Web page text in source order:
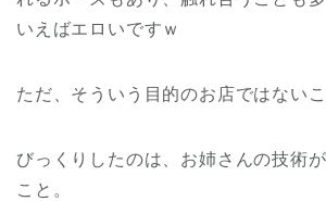
いえばエロいですｗ
ただ、そういう目的のお店ではないこ
びっくりしたのは、お姉さんの技術
こと。